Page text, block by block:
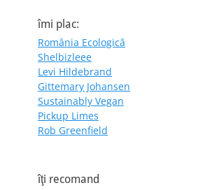
îmi plac:
România Ecologică
Shelbizleee
Levi Hildebrand
Gittemary Johansen
Sustainably Vegan
Pickup Limes
Rob Greenfield
îţi recomand